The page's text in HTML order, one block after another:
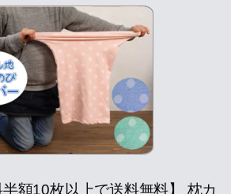
半額10枚以上で送料無料】 枕カ